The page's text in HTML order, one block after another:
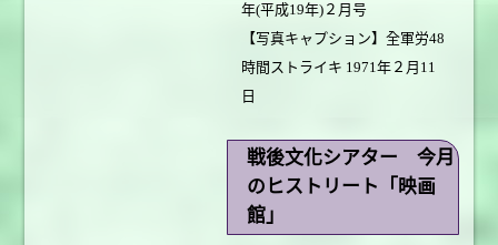
年(平成19年)２月号
【写真キャプション】全軍労48
時間ストライキ 1971年２月11
日
戦後文化シアター 今月
のヒストリート「映画
館」